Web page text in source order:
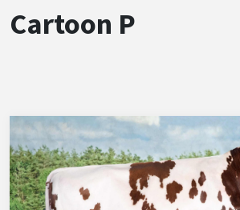
Cartoon P